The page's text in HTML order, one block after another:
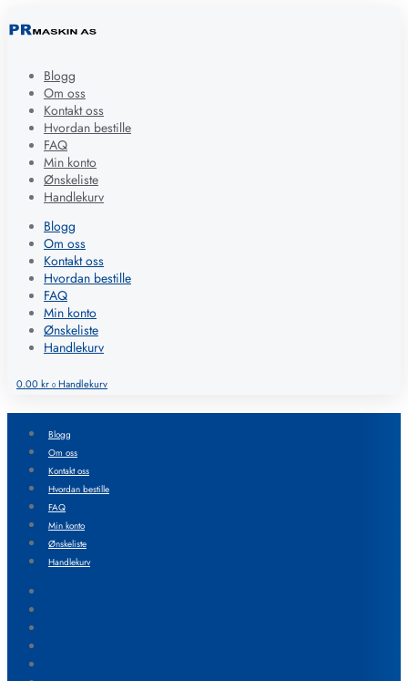
Blogg
Om oss
Kontakt oss
Hvordan bestille
FAQ
Min konto
Ønskeliste
Handlekurv
Blogg
Om oss
Kontakt oss
Hvordan bestille
FAQ
Min konto
Ønskeliste
Handlekurv
0.00kr 0 Handlekurv
Blogg
Om oss
Kontakt oss
Hvordan bestille
FAQ
Min konto
Ønskeliste
Handlekurv